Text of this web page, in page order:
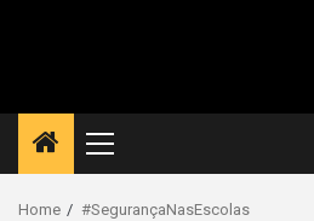
Primary
Menu
Home #SegurançaNasEscolas